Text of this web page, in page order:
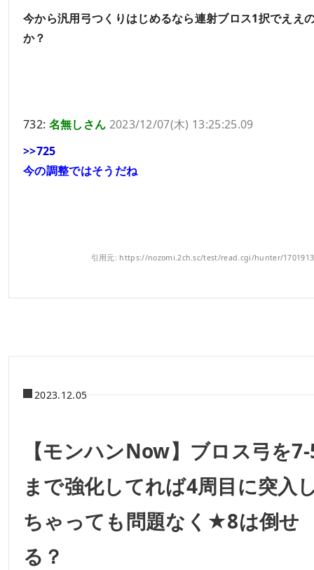
今から汎用弓つくりはじめるなら連射ブロス1択でええ
か？
732: 名無しさん 2023/12/07(木) 13:25:25.09
>>725
今の調整ではそうだね
引用元: https://nozomi.2ch.sc/test/read.cgi/hunter/
2023.12.05
【モンハンNow】ブロス弓を
まで強化してれば4周目に突入
ちゃっても問題なく★8は倒せ
る？